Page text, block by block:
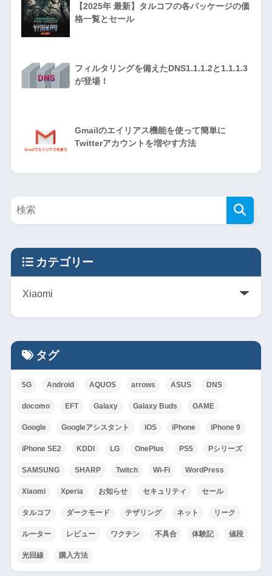
【2025年 最新】タルコフの各パッケージの価
格一覧とセール
フィルタリングを備えたDNS1.1.1.2と1.1.1.3
が登場！
Gmailのエイリアス機能を使って簡単に
Twitterアカウントを増やす方法
カテゴリー
タグ
5G Android AQUOS arrows ASUS DNS
docomo EFT Galaxy Galaxy Buds GAME
Google Googleアシスタント iOS iPhone iPhone 9
iPhone SE2 KDDI LG OnePlus PS5 Pシリーズ
SAMSUNG SHARP Twitch Wi-Fi WordPress
Xiaomi Xperia お知らせ セキュリティ セール
タルコフ ダークモード テザリング ネット リーク
ルーター レビュー ワクチン 不具合 体験記 値段
光回線 購入方法